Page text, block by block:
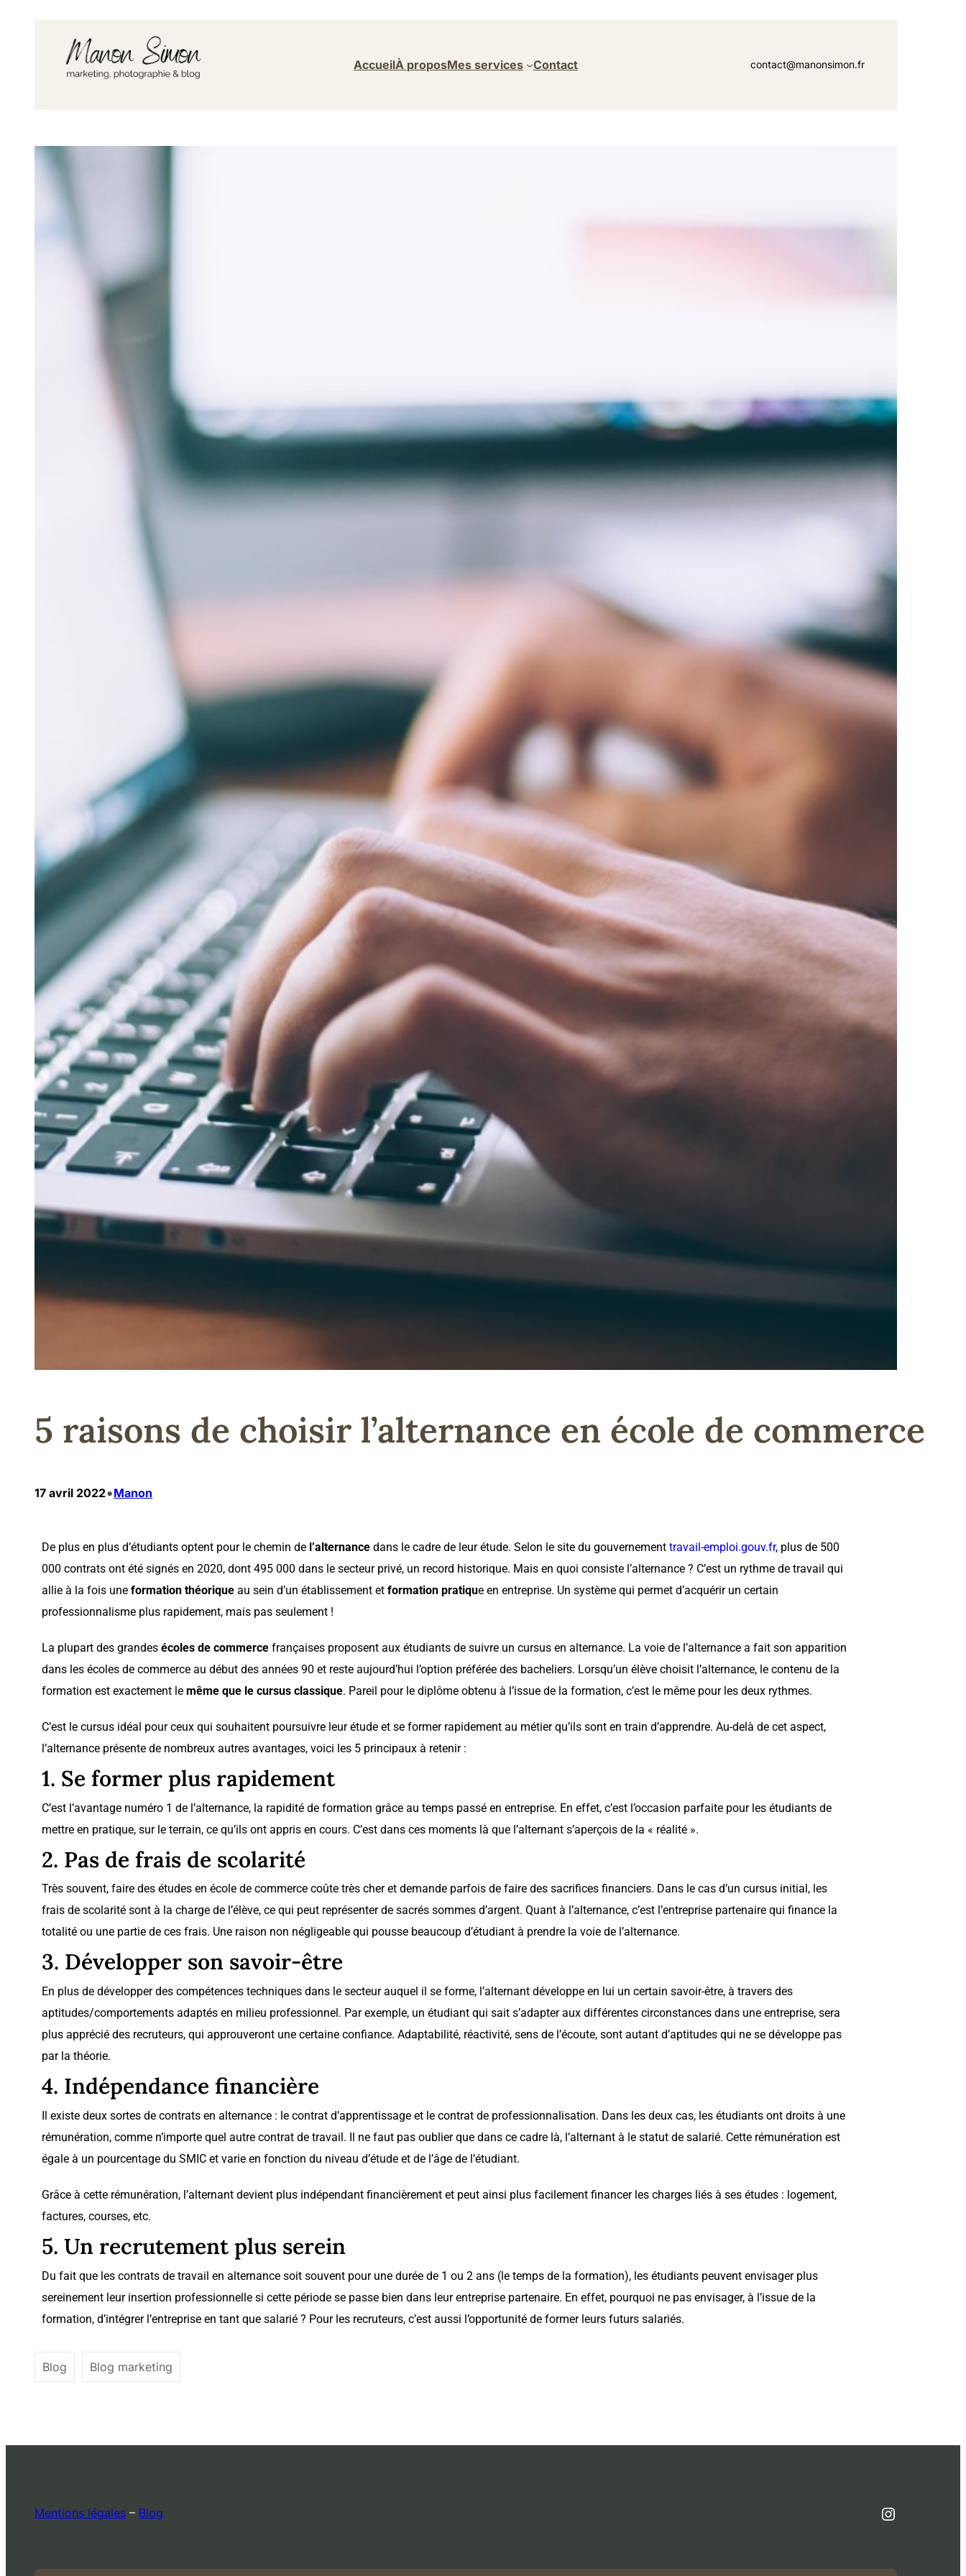
AccueilÀ proposMes services Contact contact@manonsimon.fr
5 raisons de choisir l’alternance en école de commerce
17 avril 2022•Manon
De plus en plus d’étudiants optent pour le chemin de l’alternance dans le cadre de leur étude. Selon le site du gouvernement travail-emploi.gouv.fr, plus de 500
000 contrats ont été signés en 2020, dont 495 000 dans le secteur privé, un record historique. Mais en quoi consiste l’alternance ? C’est un rythme de travail qui
allie à la fois une formation théorique au sein d’un établissement et formation pratique en entreprise. Un système qui permet d’acquérir un certain
professionnalisme plus rapidement, mais pas seulement !
La plupart des grandes écoles de commerce françaises proposent aux étudiants de suivre un cursus en alternance. La voie de l’alternance a fait son apparition
dans les écoles de commerce au début des années 90 et reste aujourd’hui l’option préférée des bacheliers. Lorsqu’un élève choisit l’alternance, le contenu de la
formation est exactement le même que le cursus classique. Pareil pour le diplôme obtenu à l’issue de la formation, c’est le même pour les deux rythmes.
C’est le cursus idéal pour ceux qui souhaitent poursuivre leur étude et se former rapidement au métier qu’ils sont en train d’apprendre. Au-delà de cet aspect,
l’alternance présente de nombreux autres avantages, voici les 5 principaux à retenir :
1. Se former plus rapidement
C’est l’avantage numéro 1 de l’alternance, la rapidité de formation grâce au temps passé en entreprise. En effet, c’est l’occasion parfaite pour les étudiants de
mettre en pratique, sur le terrain, ce qu’ils ont appris en cours. C’est dans ces moments là que l’alternant s’aperçois de la « réalité ».
2. Pas de frais de scolarité
Très souvent, faire des études en école de commerce coûte très cher et demande parfois de faire des sacrifices financiers. Dans le cas d’un cursus initial, les
frais de scolarité sont à la charge de l’élève, ce qui peut représenter de sacrés sommes d’argent. Quant à l’alternance, c’est l’entreprise partenaire qui finance la
totalité ou une partie de ces frais. Une raison non négligeable qui pousse beaucoup d’étudiant à prendre la voie de l’alternance.
3. Développer son savoir-être
En plus de développer des compétences techniques dans le secteur auquel il se forme, l’alternant développe en lui un certain savoir-être, à travers des
aptitudes/comportements adaptés en milieu professionnel. Par exemple, un étudiant qui sait s’adapter aux différentes circonstances dans une entreprise, sera
plus apprécié des recruteurs, qui approuveront une certaine confiance. Adaptabilité, réactivité, sens de l’écoute, sont autant d’aptitudes qui ne se développe pas
par la théorie.
4. Indépendance financière
Il existe deux sortes de contrats en alternance : le contrat d’apprentissage et le contrat de professionnalisation. Dans les deux cas, les étudiants ont droits à une
rémunération, comme n’importe quel autre contrat de travail. Il ne faut pas oublier que dans ce cadre là, l’alternant à le statut de salarié. Cette rémunération est
égale à un pourcentage du SMIC et varie en fonction du niveau d’étude et de l’âge de l’étudiant.
Grâce à cette rémunération, l’alternant devient plus indépendant financièrement et peut ainsi plus facilement financer les charges liés à ses études : logement,
factures, courses, etc.
5. Un recrutement plus serein
Du fait que les contrats de travail en alternance soit souvent pour une durée de 1 ou 2 ans (le temps de la formation), les étudiants peuvent envisager plus
sereinement leur insertion professionnelle si cette période se passe bien dans leur entreprise partenaire. En effet, pourquoi ne pas envisager, à l’issue de la
formation, d’intégrer l’entreprise en tant que salarié ? Pour les recruteurs, c’est aussi l’opportunité de former leurs futurs salariés.
Blog Blog marketing
Mentions légales – Blog